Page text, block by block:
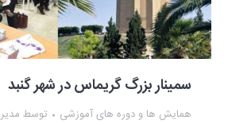
سمینار بزرگ گریماس در شهر گنبد
همایش ها و دوره های آموزشی توسط مدیر